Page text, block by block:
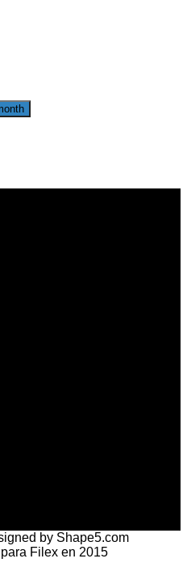
by Shape5.com
Filex en 2015